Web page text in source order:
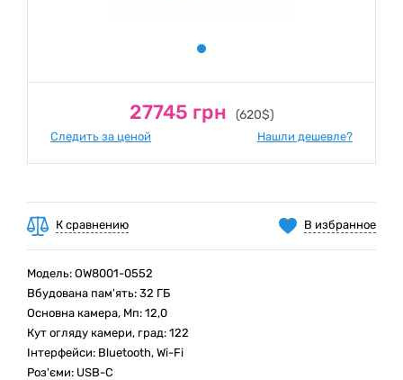
27745 грн (620$)
Следить за ценой Нашли дешевле?
В избранное
К сравнению
Модель: OW8001-0552
Вбудована пам'ять: 32 ГБ
Основна камера, Мп: 12,0
Кут огляду камери, град: 122
Інтерфейси: Bluetooth, Wi-Fi
Роз'єми: USB-C